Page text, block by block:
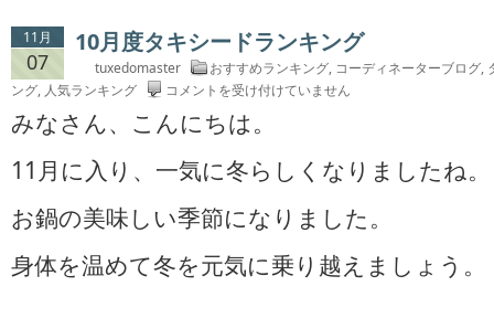
11月
07
10月度タキシードランキング
tuxedomaster おすすめランキング, コーディネーターブログ,
ング, 人気ランキング
10
月
度
キ
ー
ラ
コメントを受け付けていません
みなさん、こんにちは。
11月に入り、一気に冬らしくなりましたね。
お鍋の美味しい季節になりました。
身体を温めて冬を元気に乗り越えましょう。